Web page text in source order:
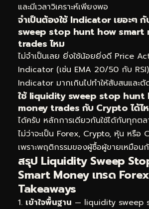
และมีเวลาวิเคราะห์เพียงพอ
จำเป็นต้องใช้ Indicator เยอะๆ
sweep stop hunt how smart
trades ไหม
ไม่จำเป็นเลย ยิ่งใช้น้อยยิ่งดี Price
Indicator (เช่น EMA 20/50 กับ
Indicator มากเกินไปทำให้สับสนและตั
ใช้ liquidity sweep stop hunt
money trades กับ Crypto ได้ไ
ได้ครับ หลักการเดียวกันใช้ได้กับทุกต
ไม่ว่าจะเป็น Forex, Crypto, หุ้น หรือ
เพราะพฤติกรรมของผู้ซื้อผู้ขายเหมือน
สรุป Liquidity Sweep
Smart Money เทรด
Takeaways
เข้าใจพื้นฐาน — liquidity sweep